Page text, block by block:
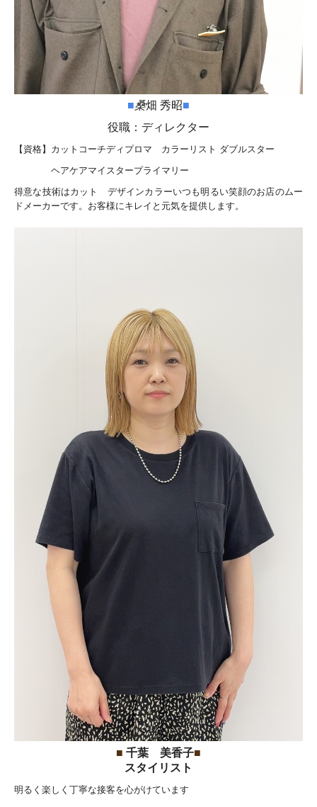
■桑畑 秀昭■
役職：ディレクター
【資格】カットコーチディプロマ カラーリスト ダブルスター
ヘアケアマイスタープライマリー
得意な技術はカット デザインカラーいつも明るい笑顔のお店のムー
ドメーカーです。お客様にキレイと元気を提供します。
■ 千葉 美香子■
スタイリスト
明るく楽しく丁寧な接客を心がけています